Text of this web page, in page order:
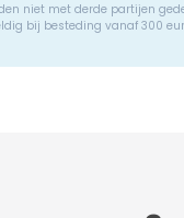
niet met derde partijen
bij besteding vanaf 300